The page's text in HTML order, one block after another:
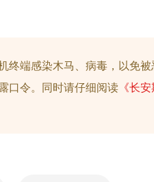
端感染木马、病毒，以免
口令。同时请仔细阅读 《长